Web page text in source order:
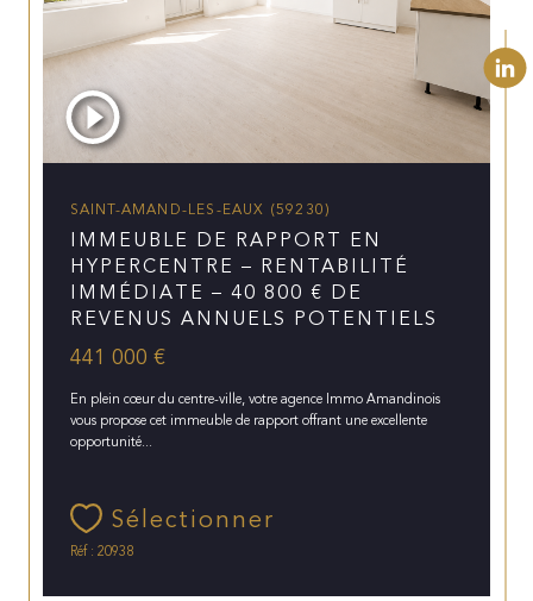
SAINT-AMAND-LES-EAUX (59230)
IMMEUBLE DE RAPPORT EN
HYPERCENTRE – RENTABILITÉ
IMMÉDIATE – 40 800 € DE
REVENUS ANNUELS POTENTIELS
441 000 €
En plein cœur du centre-ville, votre agence Immo Amandinois
vous propose cet immeuble de rapport offrant une excellente
opportunité...
Sélectionner
Réf : 20938